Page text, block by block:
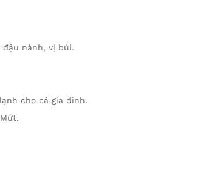
nành, vị bùi.
cho cả gia đình.